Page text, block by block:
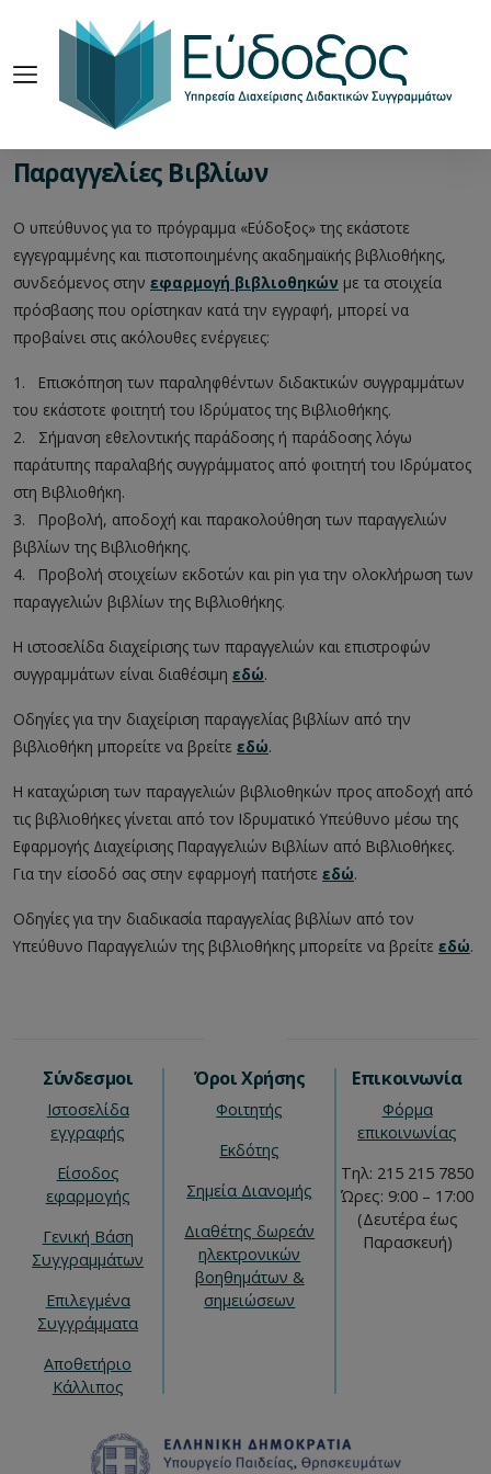
Παραγγελίες Βιβλίων
Ο υπεύθυνος για το πρόγραμμα «Εύδοξος» της εκάστοτε
εγγεγραμμένης και πιστοποιημένης ακαδημαϊκής βιβλιοθήκης,
συνδεόμενος στην εφαρμογή βιβλιοθηκών με τα στοιχεία
πρόσβασης που ορίστηκαν κατά την εγγραφή, μπορεί να
προβαίνει στις ακόλουθες ενέργειες:
1.
Επισκόπηση των παραληφθέντων διδακτικών συγγραμμάτων
του εκάστοτε φοιτητή του Ιδρύματος της Βιβλιοθήκης.
2.
Σήμανση εθελοντικής παράδοσης ή παράδοσης λόγω
παράτυπης παραλαβής συγγράμματος από φοιτητή του Ιδρύματος
στη Βιβλιοθήκη.
3.
Προβολή, αποδοχή και παρακολούθηση των παραγγελιών
βιβλίων της Βιβλιοθήκης.
4.
Προβολή στοιχείων εκδοτών και pin για την ολοκλήρωση των
παραγγελιών βιβλίων της Βιβλιοθήκης.
Η ιστοσελίδα διαχείρισης των παραγγελιών και επιστροφών
συγγραμμάτων είναι διαθέσιμη εδώ.
Οδηγίες για την διαχείριση παραγγελίας βιβλίων από την
βιβλιοθήκη μπορείτε να βρείτε εδώ.
Η καταχώριση των παραγγελιών βιβλιοθηκών προς αποδοχή από
τις βιβλιοθήκες γίνεται από τον Ιδρυματικό Υπεύθυνο μέσω της
Εφαρμογής Διαχείρισης Παραγγελιών Βιβλίων από Βιβλιοθήκες.
Για την είσοδό σας στην εφαρμογή πατήστε εδώ.
Οδηγίες για την διαδικασία παραγγελίας βιβλίων από τον
Υπεύθυνο Παραγγελιών της βιβλιοθήκης μπορείτε να βρείτε εδώ.
Σύνδεσμοι
Ιστοσελίδα
εγγραφής
Είσοδος
εφαρμογής
Γενική Βάση
Συγγραμμάτων
Επιλεγμένα
Συγγράμματα
Αποθετήριο
Κάλλιπος
Όροι Χρήσης
Φοιτητής
Εκδότης
Σημεία Διανομής
Διαθέτης δωρεάν
ηλεκτρονικών
βοηθημάτων &
σημειώσεων
Επικοινωνία
Φόρμα
επικοινωνίας
Τηλ: 215 215 7850
Ώρες: 9:00 – 17:00
(Δευτέρα έως
Παρασκευή)